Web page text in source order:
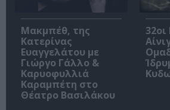
Μακμπέθ, της
Κατερίνας
Ευαγγελάτου με
Γιώργο Γάλλο &
Καρυοφυλλιά
Καραμπέτη στο
Θέατρο Βασιλάκου